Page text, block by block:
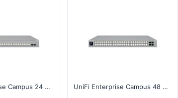
UniFi Enterprise Campus 24 PoE Switch UniFi Enterprise Campus 48 PoE Switch